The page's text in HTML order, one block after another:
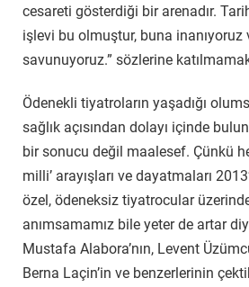
cesareti gösterdiği bir arenadır.
işlevi bu olmuştur, buna inanıyoruz
savunuyoruz.” sözlerine
Ödenekli tiyatroların yaşadığı
sağlık açısından dolayı içinde
bir sonucu değil maalesef. Çünkü
milli’ arayışları ve dayatmaları
özel, ödeneksiz tiyatrocular
anımsamamız bile yeter de artar
Mustafa Alabora’nın, Levent
Berna Laçin’in ve benzerlerinin